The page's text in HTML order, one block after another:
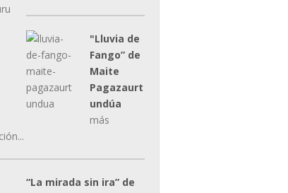
"Lluvia de
Fango” de
Maite
Pagazaurt
undúa
más
“La mirada sin ira” de